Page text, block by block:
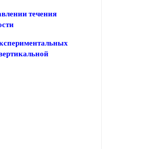
течения